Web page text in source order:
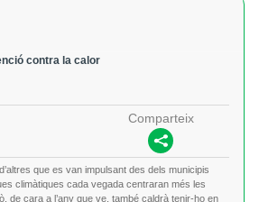
contra la calor
Comparteix
que es van impulsant des dels municipis
climàtiques cada vegada centraran més les
de cara a l’any que ve, també caldrà tenir-ho en